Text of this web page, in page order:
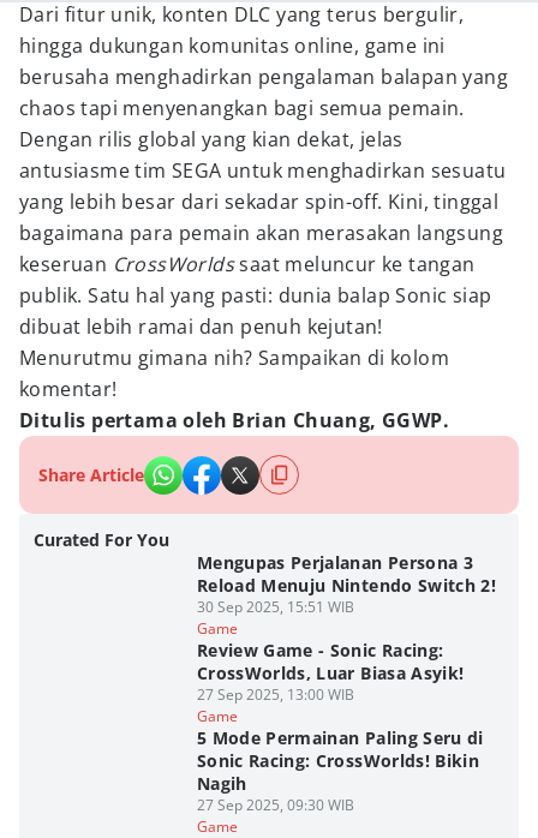
Dari fitur unik, konten DLC yang terus bergulir,
hingga dukungan komunitas online, game ini
berusaha menghadirkan pengalaman balapan yang
chaos tapi menyenangkan bagi semua pemain.
Dengan rilis global yang kian dekat, jelas
antusiasme tim SEGA untuk menghadirkan sesuatu
yang lebih besar dari sekadar spin-off. Kini, tinggal
bagaimana para pemain akan merasakan langsung
keseruan CrossWorldssaat meluncur ke tangan
publik. Satu hal yang pasti: dunia balap Sonic siap
dibuat lebih ramai dan penuh kejutan!
Menurutmu gimana nih? Sampaikan di kolom
komentar!
Ditulis pertama oleh Brian Chuang, GGWP.
Share Article
Curated For You
Mengupas Perjalanan Persona 3
Reload Menuju Nintendo Switch 2!
30 Sep 2025, 15:51 WIB
Game
Review Game - Sonic Racing:
CrossWorlds, Luar Biasa Asyik!
27 Sep 2025, 13:00 WIB
Game
5 Mode Permainan Paling Seru di
Sonic Racing: CrossWorlds! Bikin
Nagih
27 Sep 2025, 09:30 WIB
Game